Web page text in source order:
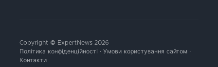
Copyright © ExpertNews 2026
Політика конфіденційності · Умови користування сайтом ·
Контакти